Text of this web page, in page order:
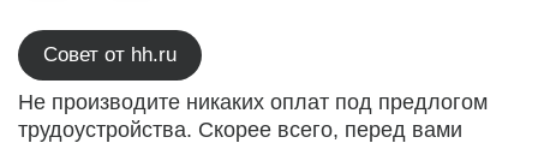
Совет от hh.ru
Не производите никаких оплат под предлогом
трудоустройства. Скорее всего, перед вами